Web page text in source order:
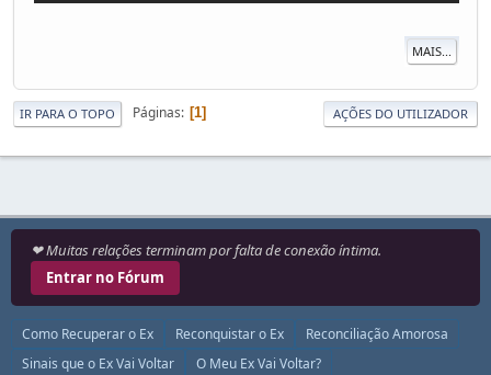
MAIS...
IR PARA O TOPO Páginas 1 AÇÕES DO UTILIZADOR
❤ Muitas relações terminam por falta de conexão íntima.
Entrar no Fórum
Como Recuperar o Ex Reconquistar o Ex
Reconciliação Amorosa
Sinais que o Ex Vai Voltar
O Meu Ex Vai Voltar?